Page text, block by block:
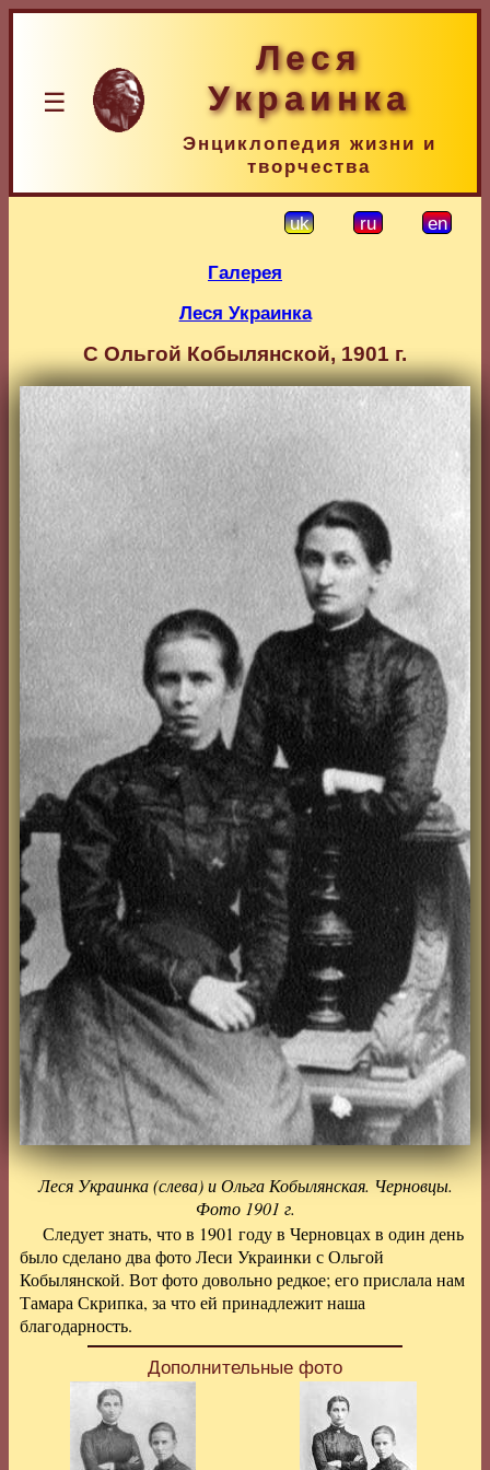
☰
Леся
Украинка
Энциклопедия жизни и
творчества
uk ru en
Галерея
Леся Украинка
С Ольгой Кобылянской, 1901 г.
Леся Украинка (слева) и Ольга Кобылянская. Черновцы.
Фото 1901 г.
Следует знать, что в 1901 году в Черновцах в один день
было сделано два фото Леси Украинки с Ольгой
Кобылянской. Вот фото довольно редкое; его прислала нам
Тамара Скрипка, за что ей принадлежит наша
благодарность.
Дополнительные фото